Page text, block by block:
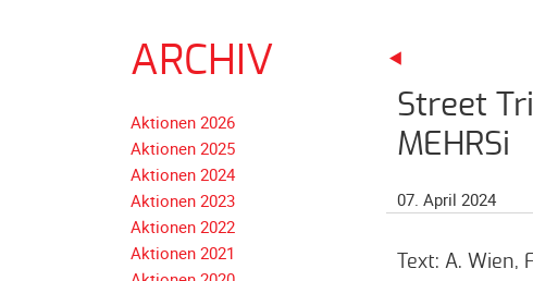
Street
MEHRSi
07. April 2024
Text: A.
ARCHIV
Aktionen 2026
Aktionen 2025
Aktionen 2024
Aktionen 2023
Aktionen 2022
Aktionen 2021